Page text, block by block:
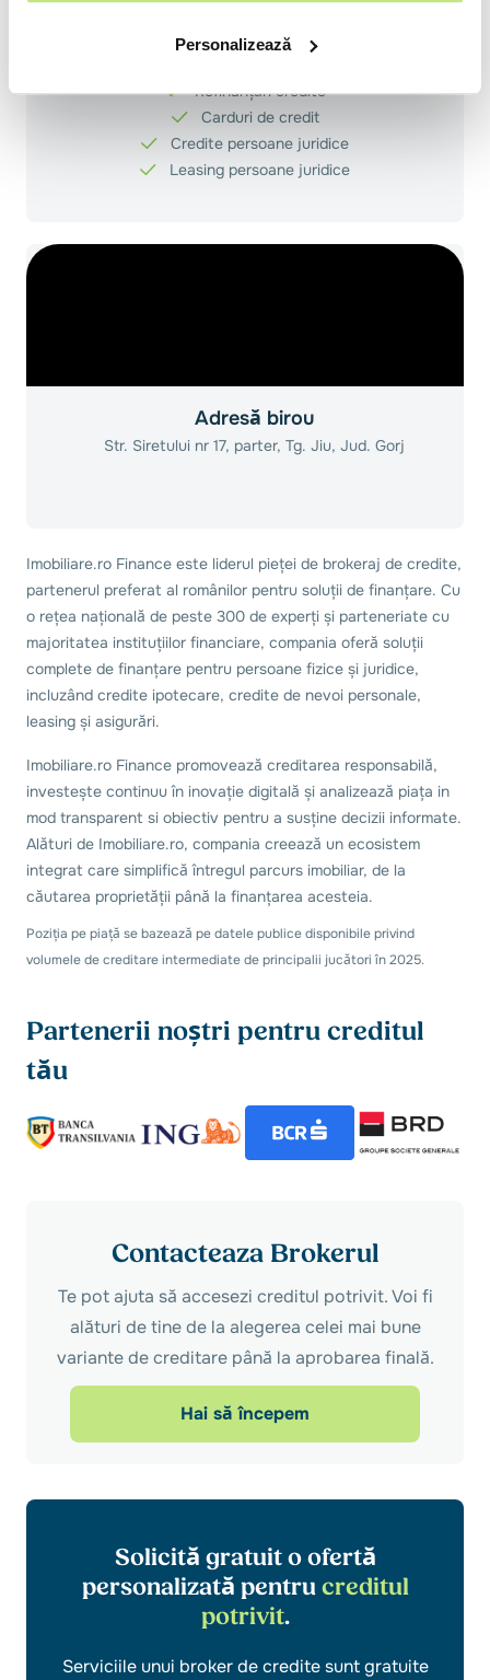
Personalizează
Credite ipotecare
Refinanțări credite
Carduri de credit
Credite persoane juridice
Leasing persoane juridice
Adresă birou
Str. Siretului nr 17, parter, Tg. Jiu, Jud. Gorj
Imobiliare.ro Finance este liderul pieței de brokeraj de credite,
partenerul preferat al românilor pentru soluții de finanțare. Cu
o rețea națională de peste 300 de experți și parteneriate cu
majoritatea instituțiilor financiare, compania oferă soluții
complete de finanțare pentru persoane fizice și juridice,
incluzând credite ipotecare, credite de nevoi personale,
leasing și asigurări.
Imobiliare.ro Finance promovează creditarea responsabilă,
investește continuu în inovație digitală și analizează piața in
mod transparent si obiectiv pentru a susține decizii informate.
Alături de Imobiliare.ro, compania creează un ecosistem
integrat care simplifică întregul parcurs imobiliar, de la
căutarea proprietății până la finanțarea acesteia.
Poziția pe piață se bazează pe datele publice disponibile privind
volumele de creditare intermediate de principalii jucători în 2025.
Partenerii noștri pentru creditul
tău
Contacteaza Brokerul
Te pot ajuta să accesezi creditul potrivit. Voi fi
alături de tine de la alegerea celei mai bune
variante de creditare până la aprobarea finală.
Hai să începem
Solicită gratuit o ofertă
personalizată pentrucreditul
potrivit.
Serviciile unui broker de credite sunt gratuite